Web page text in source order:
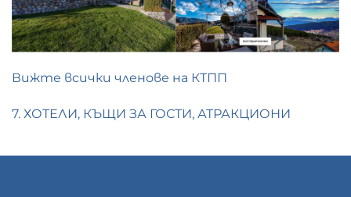
Вижте всички членове на КТПП
7. ХОТЕЛИ, КЪЩИ ЗА ГОСТИ, АТРАКЦИОНИ